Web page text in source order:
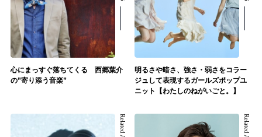
心にまっすぐ落ちてくる 西郷葉介
の”寄り添う音楽”
明るさや暗さ、強さ・弱さをコラー
ジュして表現するガールズポップユ
ニット【わたしのねがいごと。】